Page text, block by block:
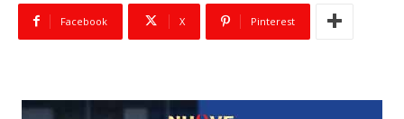
Facebook X Pinterest